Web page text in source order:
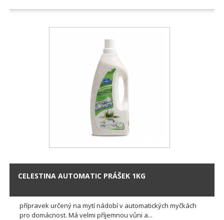
CELESTINA AUTOMATIC PRÁŠEK 1KG
přípravek určený na mytí nádobí v automatických myčkách
pro domácnost. Má velmi příjemnou vůni a...